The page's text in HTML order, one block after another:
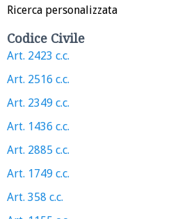
Ricerca personalizzata
Codice Civile
Art. 2423 c.c.
Art. 2516 c.c.
Art. 2349 c.c.
Art. 1436 c.c.
Art. 2885 c.c.
Art. 1749 c.c.
Art. 358 c.c.